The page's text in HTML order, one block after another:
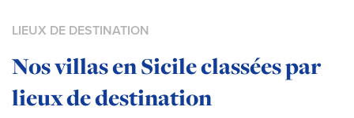
LIEUX DE DESTINATION
Nos villas en Sicile classées par
lieux de destination